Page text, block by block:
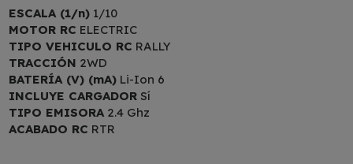
ESCALA (1/n) 1/10
MOTOR RC ELECTRIC
TIPO VEHICULO RC RALLY
TRACCIÓN 2WD
BATERÍA (V) (mA) Li-Ion 6
INCLUYE CARGADOR Sí
TIPO EMISORA 2.4 Ghz
ACABADO RC RTR